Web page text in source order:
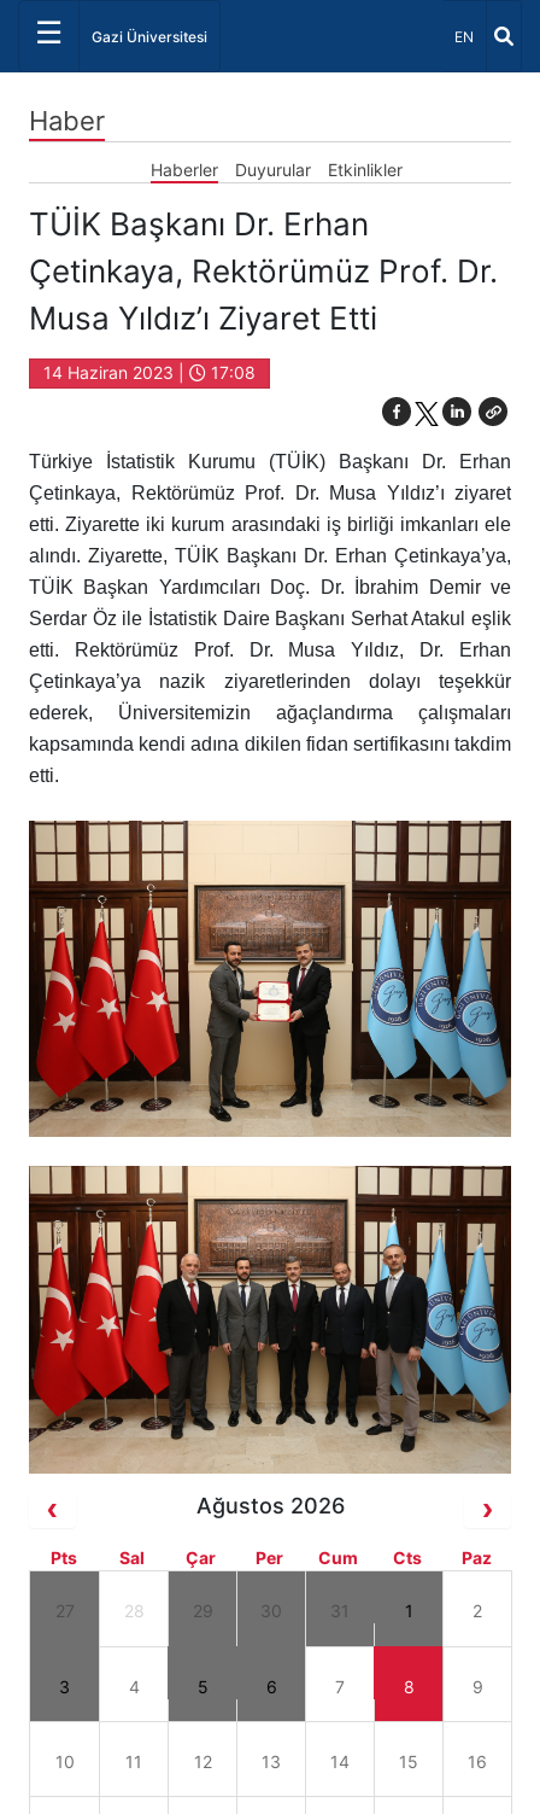
☰ Gazi Üniversitesi Dil Seçiniz
EN
Haber
Haberler Duyurular Etkinlikler
TÜİK Başkanı Dr. Erhan
Çetinkaya, Rektörümüz Prof. Dr.
Musa Yıldız’ı Ziyaret Etti
14 Haziran 2023 | 17:08
Türkiye İstatistik Kurumu (TÜİK) Başkanı Dr. Erhan
Çetinkaya, Rektörümüz Prof. Dr. Musa Yıldız’ı ziyaret
etti. Ziyarette iki kurum arasındaki iş birliği imkanları ele
alındı. Ziyarette, TÜİK Başkanı Dr. Erhan Çetinkaya’ya,
TÜİK Başkan Yardımcıları Doç. Dr. İbrahim Demir ve
Serdar Öz ile İstatistik Daire Başkanı Serhat Atakul eşlik
etti. Rektörümüz Prof. Dr. Musa Yıldız, Dr. Erhan
Çetinkaya’ya nazik ziyaretlerinden dolayı teşekkür
ederek, Üniversitemizin ağaçlandırma çalışmaları
kapsamında kendi adına dikilen fidan sertifikasını takdim
etti.
Ağustos 2026
Pts Sal Çar Per Cum Cts Paz
27 28 29 30 31 1 2
3 4 5 6 7 8 9
10 11 12 13 14 15 16